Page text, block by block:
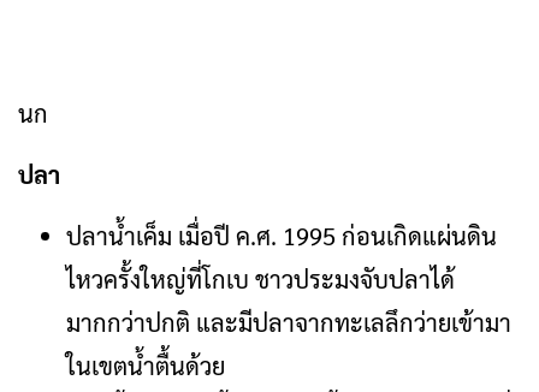
นก
ปลา
ปลาน้ำเค็ม เมื่อปี ค.ศ. 1995 ก่อนเกิดแผ่นดิน
ไหวครั้งใหญ่ที่โกเบ ชาวประมงจับปลาได้
มากกว่าปกติ และมีปลาจากทะเลลึกว่ายเข้ามา
ในเขตน้ำตื้นด้วย